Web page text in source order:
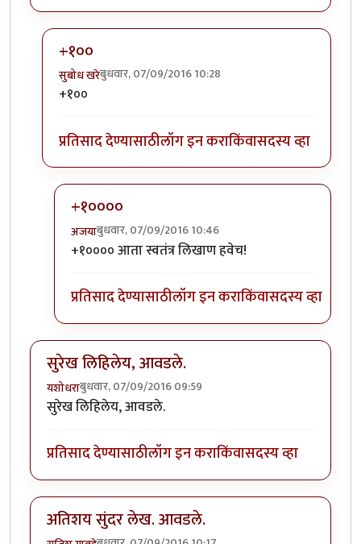
+१००
सुबोध खरेबुधवार, 07/09/2016 10:28
In reply to
+१००
प्रतिसाद देण्यासाठीलॉग इन कराकिंवासदस्य व्हा
+१००००
अजयाबुधवार, 07/09/2016 10:46
In reply to+१००byसुबोध खरे
+१०००० आता स्वतंत्र लिखाण हवेच!
प्रतिसाद देण्यासाठीलॉग इन कराकिंवासदस्य व्हा
सुरेख लिहिलेय, आवडले.
यशोधराबुधवार, 07/09/2016 09:59
सुरेख लिहिलेय, आवडले.
प्रतिसाद देण्यासाठीलॉग इन कराकिंवासदस्य व्हा
अतिशय सुंदर लेख. आवडले.